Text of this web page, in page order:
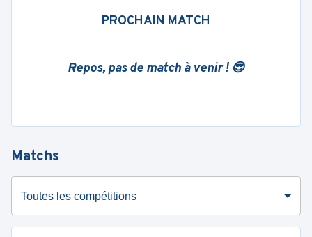
PROCHAIN MATCH
Repos, pas de match à venir ! 😎
Matchs
Toutes les compétitions